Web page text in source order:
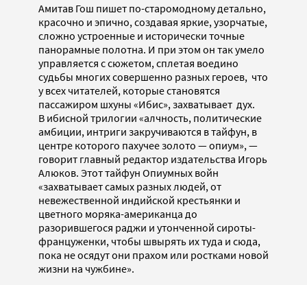
Амитав Гош пишет по-старомодному детально,
красочно и эпично, создавая яркие, узорчатые,
сложно устроенные и исторически точные
панорамные полотна. И при этом он так умело
управляется с сюжетом, сплетая воедино
судьбы многих совершенно разных героев, что
у всех читателей, которые становятся
пассажиром шхуны «Ибис», захватывает дух.
В ибисной трилогии «алчность, политические
амбиции, интриги закручиваются в тайфун, в
центре которого пахучее золото — опиум», —
говорит главный редактор издательства Игорь
Алюков. Этот тайфун Опиумных войн
«захватывает самых разных людей, от
невежественной индийской крестьянки и
цветного моряка-американца до
разорившегося раджи и утонченной сироты-
француженки, чтобы швырять их туда и сюда,
пока не осядут они прахом или ростками новой
жизни на чужбине».